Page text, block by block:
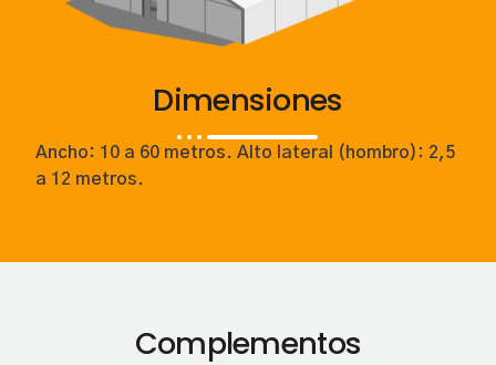
Dimensiones
Ancho: 10 a 60 metros. Alto lateral (hombro): 2,5
a 12 metros.
Complementos